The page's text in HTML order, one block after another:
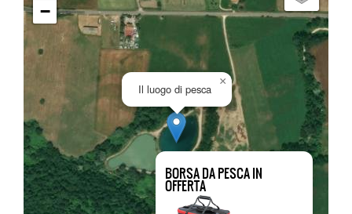
BORSA DA PESCA IN
OFFERTA
Il luogo di pesca
×
−